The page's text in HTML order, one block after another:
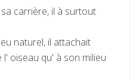
carrière, il à surtout
naturel, il attachait
oiseau qu' à son milieu